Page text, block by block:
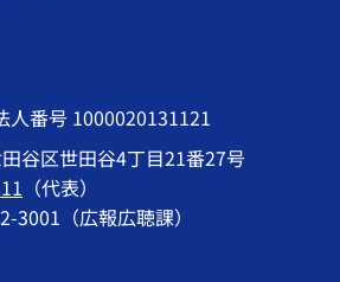
人番号 1000020131121
谷区世田谷4丁目21番27号
（代表）
3001（広報広聴課）